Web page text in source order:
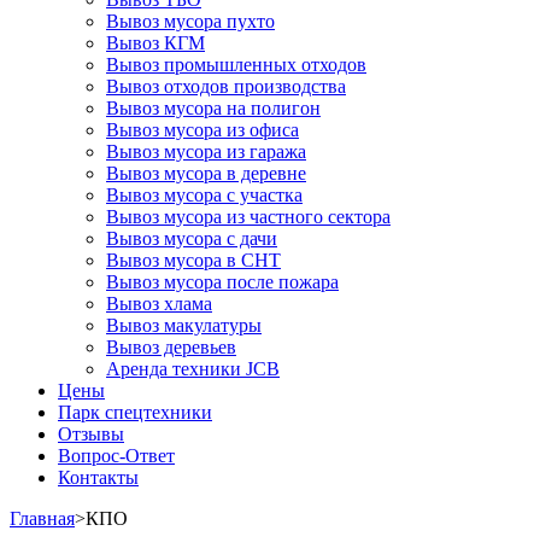
Вывоз мусора пухто
Вывоз КГМ
Вывоз промышленных отходов
Вывоз отходов производства
Вывоз мусора на полигон
Вывоз мусора из офиса
Вывоз мусора из гаража
Вывоз мусора в деревне
Вывоз мусора с участка
Вывоз мусора из частного сектора
Вывоз мусора с дачи
Вывоз мусора в СНТ
Вывоз мусора после пожара
Вывоз хлама
Вывоз макулатуры
Вывоз деревьев
Аренда техники JCB
Цены
Парк спецтехники
Отзывы
Вопрос-Ответ
Контакты
Главная>КПО